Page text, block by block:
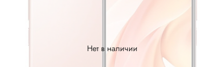
Нет в наличии